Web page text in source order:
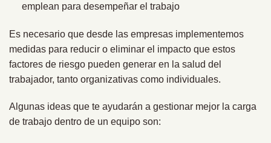
emplean para desempeñar el trabajo
Es necesario que desde las empresas implementemos
medidas para reducir o eliminar el impacto que estos
factores de riesgo pueden generar en la salud del
trabajador, tanto organizativas como individuales.
Algunas ideas que te ayudarán a gestionar mejor la carga
de trabajo dentro de un equipo son: